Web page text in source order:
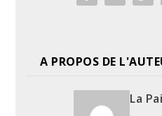
A PROPOS DE
La